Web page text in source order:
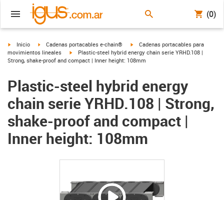
(0)
igus-icon-arrow-right
Inicio igus-icon-arrow-right
Cadenas portacables e-chain® igus-icon-arrow-right
Cadenas portacables para
movimientos lineales
igus-icon-arrow-right
Plastic-steel hybrid energy chain serie YRHD.108 |
Strong, shake-proof and compact | Inner height: 108mm
Plastic-steel hybrid energy
chain serie YRHD.108 | Strong,
shake-proof and compact |
Inner height: 108mm